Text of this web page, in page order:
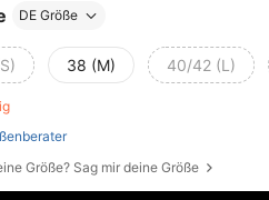
DE Größe
38 (M) 40/42 (L)
Größe? Sag mir deine Größe